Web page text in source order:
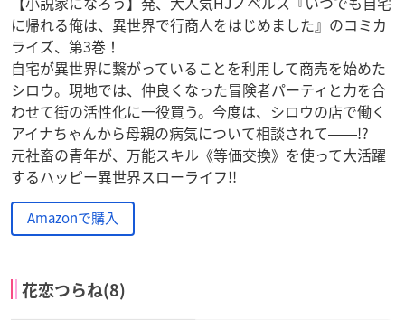
に帰れる俺は、異世界で行商人をはじめました』のコミカ
ライズ、第3巻！
自宅が異世界に繋がっていることを利用して商売を始めた
シロウ。現地では、仲良くなった冒険者パーティと力を合
わせて街の活性化に一役買う。今度は、シロウの店で働く
アイナちゃんから母親の病気について相談されて――!?
元社畜の青年が、万能スキル《等価交換》を使って大活躍
するハッピー異世界スローライフ!!
Amazonで購入
花恋つらね(8)